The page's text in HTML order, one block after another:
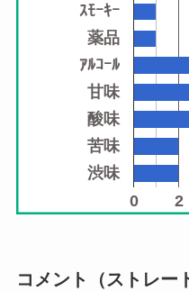
0 2
ｽﾓｰｷｰ
薬品
ｱﾙｺｰﾙ
甘味
酸味
苦味
渋味
コメント（ストレ